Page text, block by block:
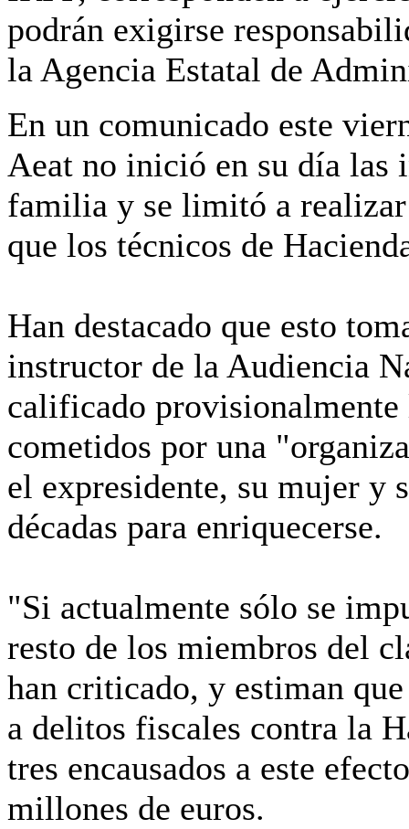
podrán exigirse
la Agencia Estatal de
En un comunicado este
Aeat no inició en su día las
familia y se limitó a
que los técnicos de
Han destacado que esto
instructor de la Audiencia
calificado provisionalmente
cometidos por una
el expresidente, su mujer y
décadas para enriquecerse.
"Si actualmente sólo se
resto de los miembros del
han criticado, y estiman
a delitos fiscales contra la
tres encausados a este
millones de euros.